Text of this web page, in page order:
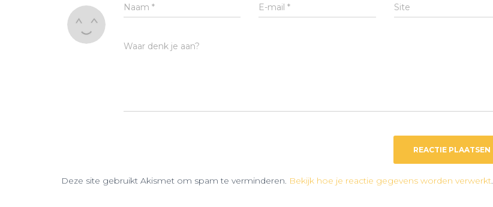
Naam * E-mail* Site
Waar denk je aan?
Deze site gebruikt Akismet om spam te verminderen. Bekijk hoe je reactie gegevens worden verwerkt.